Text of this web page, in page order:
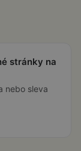
stránky na
nebo sleva